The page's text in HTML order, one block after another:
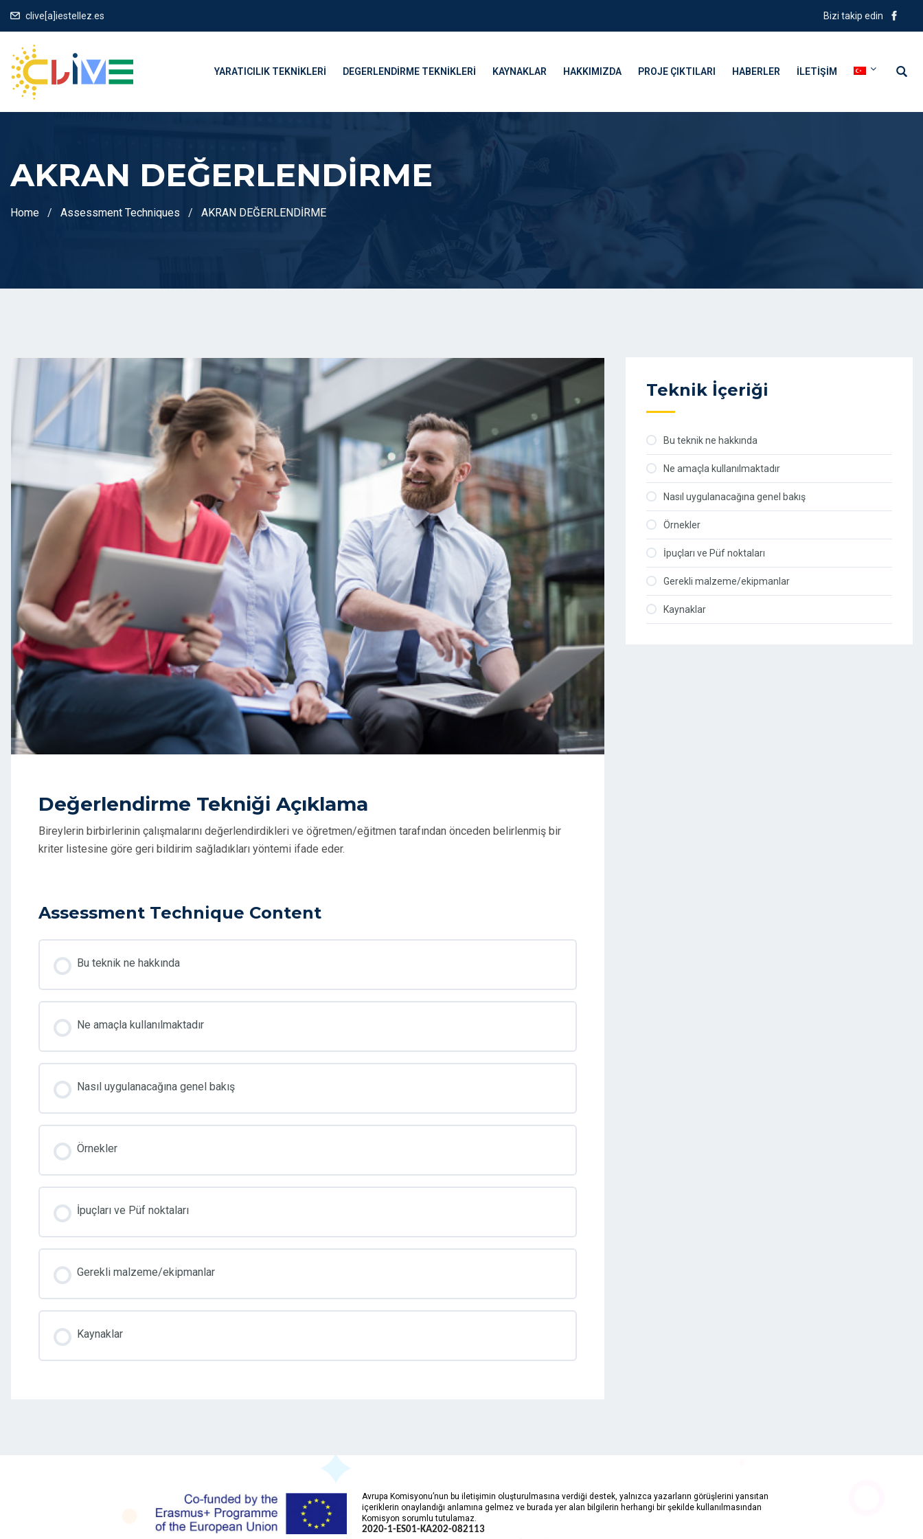
clive[a]iestellez.es Bizi takip edin
YARATICILIK TEKNIKLERI DEGERLENDIRME TEKNIKLERI KAYNAKLAR HAKKIMIZDA PROJE ÇIKTILARI HABERLER İLETIŞIM
AKRAN DEĞERLENDİRME
Home Assessment Techniques AKRAN DEĞERLENDİRME
Değerlendirme Tekniği Açıklama
Bireylerin birbirlerinin çalışmalarını değerlendirdikleri ve öğretmen/eğitmen tarafından önceden belirlenmiş bir
kriter listesine göre geri bildirim sağladıkları yöntemi ifade eder.
Assessment Technique Content
Bu teknik ne hakkında
Ne amaçla kullanılmaktadır
Nasıl uygulanacağına genel bakış
Örnekler
İpuçları ve Püf noktaları
Gerekli malzeme/ekipmanlar
Kaynaklar
Teknik İçeriği
Bu teknik ne hakkında
Ne amaçla kullanılmaktadır
Nasıl uygulanacağına genel bakış
Örnekler
İpuçları ve Püf noktaları
Gerekli malzeme/ekipmanlar
Kaynaklar
Avrupa Komisyonu’nun bu iletişimin oluşturulmasına verdiği destek, yalnızca yazarların görüşlerini yansıtan
içeriklerin onaylandığı anlamına gelmez ve burada yer alan bilgilerin herhangi bir şekilde kullanılmasından
Komisyon sorumlu tutulamaz.
2020-1-ES01-KA202-082113